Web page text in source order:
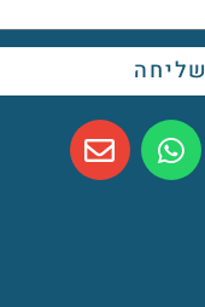
שליחה